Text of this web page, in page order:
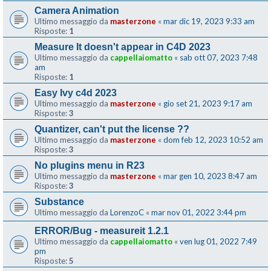
Camera Animation
Ultimo messaggio da masterzone « mar dic 19, 2023 9:33 am
Risposte: 1
Measure It doesn't appear in C4D 2023
Ultimo messaggio da cappellaiomatto « sab ott 07, 2023 7:48
am
Risposte: 1
Easy Ivy c4d 2023
Ultimo messaggio da masterzone « gio set 21, 2023 9:17 am
Risposte:3
Quantizer, can't put the license ??
Ultimo messaggio da masterzone « dom feb 12, 2023 10:52 am
Risposte:3
No plugins menu in R23
Ultimo messaggio da masterzone « mar gen 10, 2023 8:47 am
Risposte:3
Substance
Ultimo messaggio da LorenzoC « mar nov 01, 2022 3:44 pm
ERROR/Bug - measureit 1.2.1
Ultimo messaggio da cappellaiomatto « ven lug 01, 2022 7:49
pm
Risposte:5